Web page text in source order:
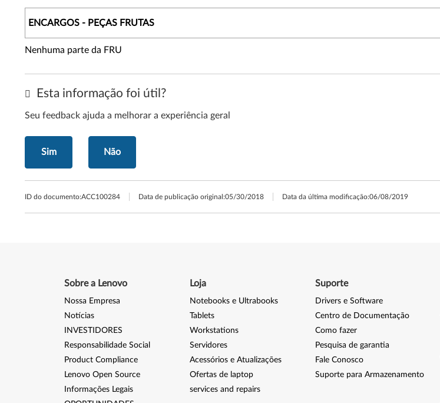
ENCARGOS - PEÇAS FRUTAS
Nenhuma parte da FRU
Esta informação foi útil?
Seu feedback ajuda a melhorar a experiência geral
Sim Não
ID do documento:ACC100284 Data de publicação original:05/30/2018 Data da última modificação:06/08/2019
Sobre a Lenovo
Nossa Empresa
Notícias
INVESTIDORES
Responsabilidade Social
Product Compliance
Lenovo Open Source
Informações Legais
Loja
Notebooks e Ultrabooks
Tablets
Workstations
Servidores
Acessórios e Atualizações
Ofertas de laptop
services and repairs
Suporte
Drivers e Software
Centro de Documentação
Como fazer
Pesquisa de garantia
Fale Conosco
Suporte para Armazenamento